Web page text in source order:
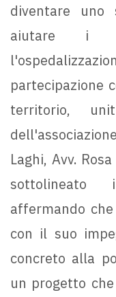
diventare uno
aiutare i
partecipazione
territorio,
Laghi, Avv.
sottolineato
affermando
con il suo
concreto alla
un progetto